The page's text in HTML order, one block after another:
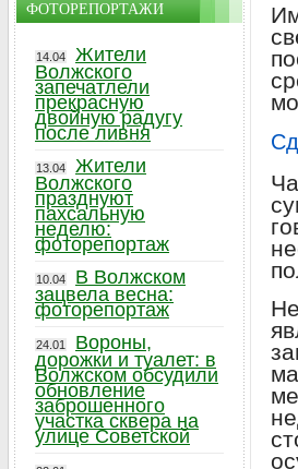
ФОТОРЕПОРТАЖИ
14.04
Жители
Волжского
запечатлели
прекрасную
двойную радугу
после ливня
13.04
Жители
Волжского
празднуют
пахсальную
неделю:
фоторепортаж
10.04
В Волжском
зацвела весна:
фоторепортаж
24.01
Вороны,
дорожки и туалет: в
Волжском обсудили
обновление
заброшенного
участка сквера на
улице Советской